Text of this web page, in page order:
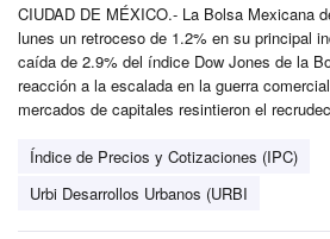
CIUDAD DE MÉXICO.- La Bolsa Mexicana
lunes un retroceso de 1.2% en su principal
caída de 2.9% del índice Dow Jones de la
reacción a la escalada en la guerra
mercados de capitales resintieron el
Índice de Precios y Cotizaciones (IPC)
Urbi Desarrollos Urbanos (URBI